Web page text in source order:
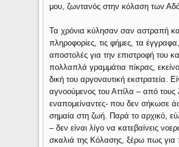
μου, ζωντανός στην κόλαση των
Τα χρόνια κύλησαν σαν αστραπή
πληροφορίες, τις φήμες, τα έγγραφα,
αποστολές για την επιστροφή του
πολλαπλά γραμμάτια πίκρας,
δική του αργοναυτική εκστρατεία.
αγνοούμενος του Αττίλα – από τους
εναπομείναντες- που δεν σήκωσε
σημαία στη ζωή. Παρά το αρχικό,
– δεν είναι λίγο να κατεβαίνεις
σκαλιά της Κόλασης, ξέρω πως για